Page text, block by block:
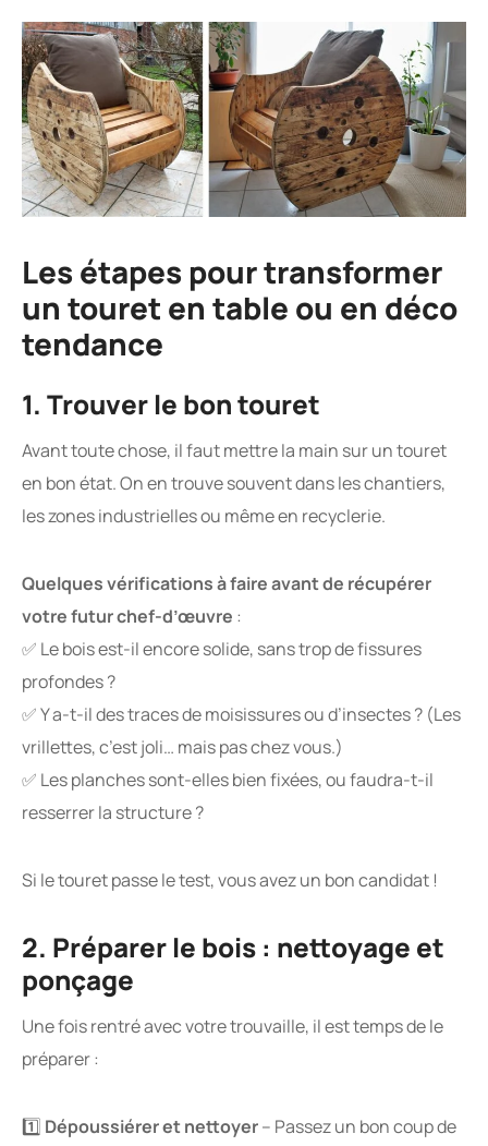
Les étapes pour transformer
un touret en table ou en déco
tendance
1. Trouver le bon touret
Avant toute chose, il faut mettre la main sur un touret
en bon état. On en trouve souvent dans les chantiers,
les zones industrielles ou même en recyclerie.
Quelques vérifications à faire avant de récupérer
votre futur chef-d’œuvre :
✅ Le bois est-il encore solide, sans trop de fissures
profondes ?
✅ Y a-t-il des traces de moisissures ou d’insectes ? (Les
vrillettes, c’est joli… mais pas chez vous.)
✅ Les planches sont-elles bien fixées, ou faudra-t-il
resserrer la structure ?
Si le touret passe le test, vous avez un bon candidat !
2. Préparer le bois : nettoyage et
ponçage
Une fois rentré avec votre trouvaille, il est temps de le
préparer :
1️⃣ Dépoussiérer et nettoyer– Passez un bon coup de